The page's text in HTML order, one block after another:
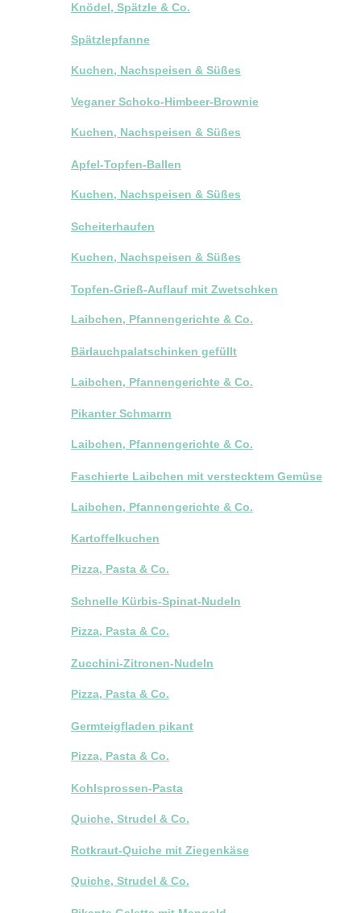
Knödel, Spätzle & Co.
Spätzlepfanne
Kuchen, Nachspeisen & Süßes
Veganer Schoko-Himbeer-Brownie
Kuchen, Nachspeisen & Süßes
Apfel-Topfen-Ballen
Kuchen, Nachspeisen & Süßes
Scheiterhaufen
Kuchen, Nachspeisen & Süßes
Topfen-Grieß-Auflauf mit Zwetschken
Laibchen, Pfannengerichte & Co.
Bärlauchpalatschinken gefüllt
Laibchen, Pfannengerichte & Co.
Pikanter Schmarrn
Laibchen, Pfannengerichte & Co.
Faschierte Laibchen mit verstecktem Gemüse
Laibchen, Pfannengerichte & Co.
Kartoffelkuchen
Pizza, Pasta & Co.
Schnelle Kürbis-Spinat-Nudeln
Pizza, Pasta & Co.
Zucchini-Zitronen-Nudeln
Pizza, Pasta & Co.
Germteigfladen pikant
Pizza, Pasta & Co.
Kohlsprossen-Pasta
Quiche, Strudel & Co.
Rotkraut-Quiche mit Ziegenkäse
Quiche, Strudel & Co.